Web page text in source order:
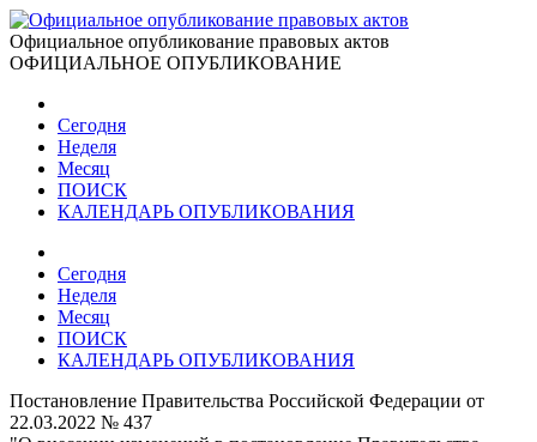
Официальное опубликование правовых актов
ОФИЦИАЛЬНОЕ ОПУБЛИКОВАНИЕ
Сегодня
Неделя
Месяц
ПОИСК
КАЛЕНДАРЬ ОПУБЛИКОВАНИЯ
Сегодня
Неделя
Месяц
ПОИСК
КАЛЕНДАРЬ ОПУБЛИКОВАНИЯ
Постановление Правительства Российской Федерации от
22.03.2022 № 437